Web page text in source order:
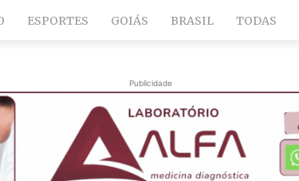
ESPORTES GOIÁS BRASIL TODAS
Publicidade